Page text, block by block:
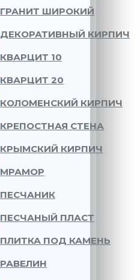
ГРАНИТ ШИРОКИЙ
ДЕКОРАТИВНЫЙ КИРПИЧ
КВАРЦИТ 10
КВАРЦИТ 20
КОЛОМЕНСКИЙ КИРПИЧ
КРЕПОСТНАЯ СТЕНА
КРЫМСКИЙ КИРПИЧ
МРАМОР
ПЕСЧАНИК
ПЕСЧАНЫЙ ПЛАСТ
ПЛИТКА ПОД КАМЕНЬ
РАВЕЛИН